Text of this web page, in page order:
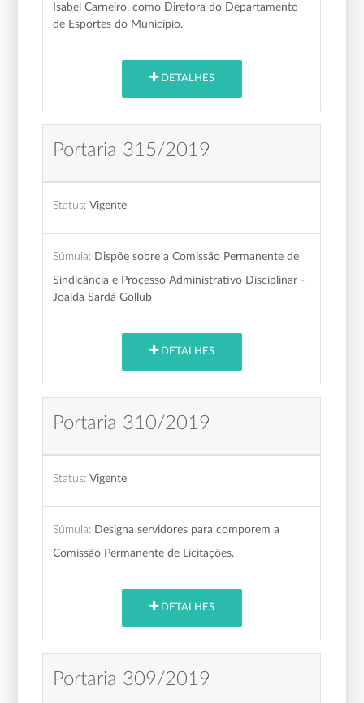
Isabel Carneiro, como Diretora do Departamento
de Esportes do Município.
DETALHES
Portaria 315/2019
Status: Vigente
Súmula: Dispõe sobre a Comissão Permanente de
Sindicância e Processo Administrativo Disciplinar -
Joalda Sardá Gollub
DETALHES
Portaria 310/2019
Status: Vigente
Súmula: Designa servidores para comporem a
Comissão Permanente de Licitações.
DETALHES
Portaria 309/2019